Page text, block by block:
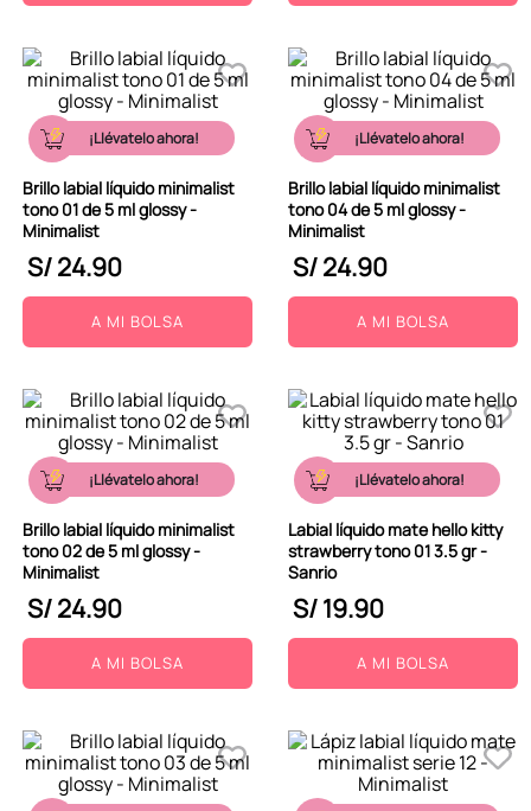
¡Llévatelo ahora!
Brillo labial líquido minimalist
tono 01 de 5 ml glossy -
Minimalist
S/24.90
A MI BOLSA
¡Llévatelo ahora!
Brillo labial líquido minimalist
tono 04 de 5 ml glossy -
Minimalist
S/24.90
A MI BOLSA
¡Llévatelo ahora!
Brillo labial líquido minimalist
tono 02 de 5 ml glossy -
Minimalist
S/24.90
A MI BOLSA
¡Llévatelo ahora!
Labial líquido mate hello kitty
strawberry tono 01 3.5 gr -
Sanrio
S/19.90
A MI BOLSA